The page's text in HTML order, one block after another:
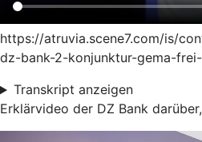
https://atruvia.scene7.com/is/
dz-bank-2-konjunktur-gema-
Transkript anzeigen
Erklärvideo der DZ Bank